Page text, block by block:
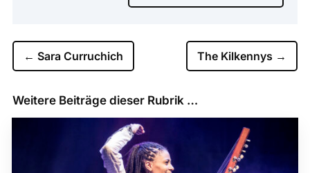
← Sara Curruchich The Kilkennys →
Weitere Beiträge dieser Rubrik …